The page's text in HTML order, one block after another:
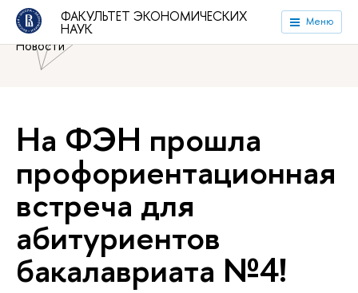
ФАКУЛЬТЕТ ЭКОНОМИЧЕСКИХ
НАУК Меню
Национальный исследовательский университет «Высшая
школа экономики»
Факультет экономических наук
Новости
На ФЭН прошла
профориентационная
встреча для
абитуриентов
бакалавриата №4!